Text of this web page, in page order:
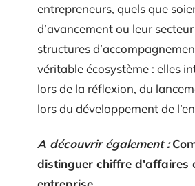
entrepreneurs, quels que
d’avancement ou leur
structures
véritable écosystème : elles
lors de la réflexion, du
lors du développement de
A découvrir également :
distinguer chiffre d'affaires